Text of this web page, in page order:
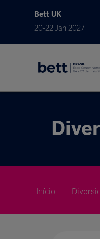
Bett UK
20-22 Jan 2027
Início